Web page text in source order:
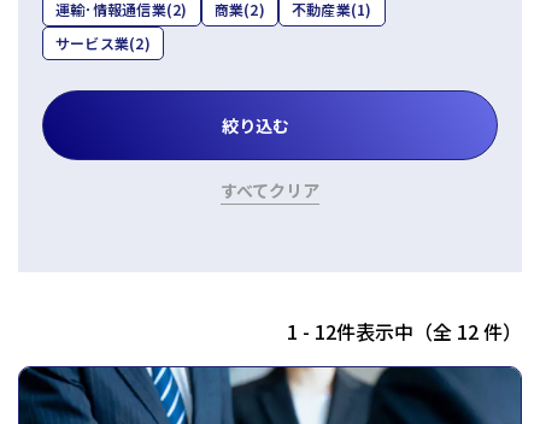
運輸･情報通信業(2) 商業(2) 不動産業(1)
サービス業(2)
すべてクリア
1 - 12件表示中（全 12 件）